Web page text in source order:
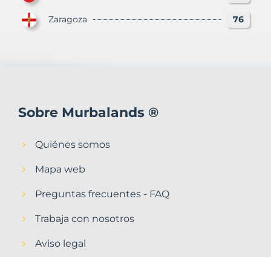
Zaragoza 76
Sobre Murbalands ®
Quiénes somos
Mapa web
Preguntas frecuentes - FAQ
Trabaja con nosotros
Aviso legal